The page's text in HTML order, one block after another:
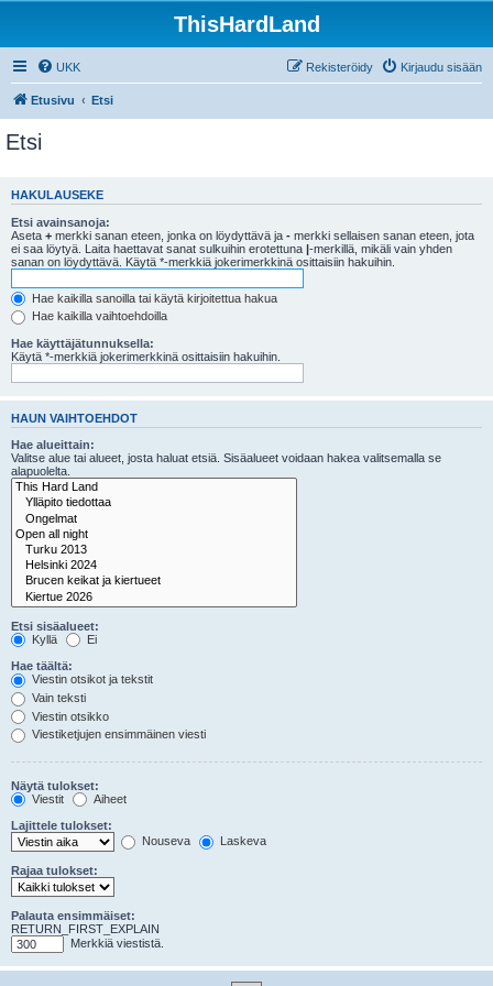
ThisHardLand
UKK Kirjaudu sisään
Rekisteröidy
Etusivu Etsi
Etsi
HAKULAUSEKE
Etsi avainsanoja:
Aseta + merkki sanan eteen, jonka on löydyttävä ja - merkki sellaisen sanan eteen, jota
ei saa löytyä. Laita haettavat sanat sulkuihin erotettuna |-merkillä, mikäli vain yhden
sanan on löydyttävä. Käytä *-merkkiä jokerimerkkinä osittaisiin hakuihin.
Hae kaikilla sanoilla tai käytä kirjoitettua hakua
Hae kaikilla vaihtoehdoilla
Hae käyttäjätunnuksella:
Käytä *-merkkiä jokerimerkkinä osittaisiin hakuihin.
HAUN VAIHTOEHDOT
Hae alueittain:
Valitse alue tai alueet, josta haluat etsiä. Sisäalueet voidaan hakea valitsemalla se
alapuolelta.
Etsi sisäalueet:
Kyllä
Ei
Hae täältä:
Viestin otsikot ja tekstit
Vain teksti
Viestin otsikko
Viestiketjujen ensimmäinen viesti
Näytä tulokset:
Viestit
Aiheet
Lajittele tulokset:
Nouseva
Laskeva
Rajaa tulokset:
Palauta ensimmäiset:
RETURN_FIRST_EXPLAIN
Merkkiä viestistä.